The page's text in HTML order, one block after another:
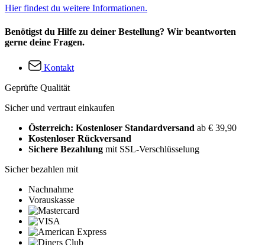
Hier findest du weitere Informationen.
Benötigst du Hilfe zu deiner Bestellung? Wir beantworten
gerne deine Fragen.
Kontakt
Geprüfte Qualität
Sicher und vertraut einkaufen
Österreich: Kostenloser Standardversand ab € 39,90
Kostenloser Rückversand
Sichere Bezahlung mit SSL-Verschlüsselung
Sicher bezahlen mit
Nachnahme
Vorauskasse